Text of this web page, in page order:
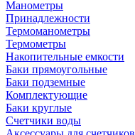
Манометры
Принадлежности
Термоманометры
Термометры
Накопительные емкости
Баки прямоугольные
Баки подземные
Комплектующие
Баки круглые
Счетчики воды